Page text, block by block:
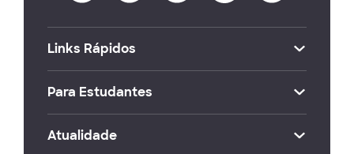
Links Rápidos
Para Estudantes
Atualidade